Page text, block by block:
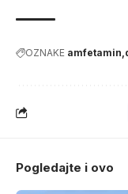
OZNAKE amfetamin
Pogledajte i ovo